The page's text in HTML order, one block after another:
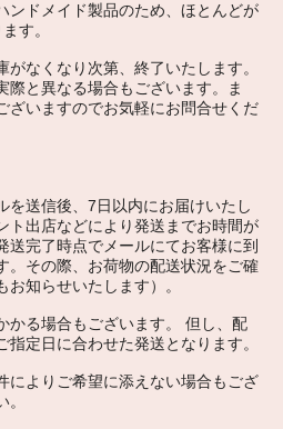
ンドメイド製品のため、ほとんどが
す。
なくなり次第、終了いたします。
際と異なる場合もございます。ま
ざいますのでお気軽にお問合せくだ
を送信後、7日以内にお届けいたし
ト出店などにより発送までお時間が
送完了時点でメールにてお客様に到
。その際、お荷物の配送状況をご確
知らせいたします）。
かる場合もございます。 但し、配
定日に合わせた発送となります。
によりご希望に添えない場合もござ
。